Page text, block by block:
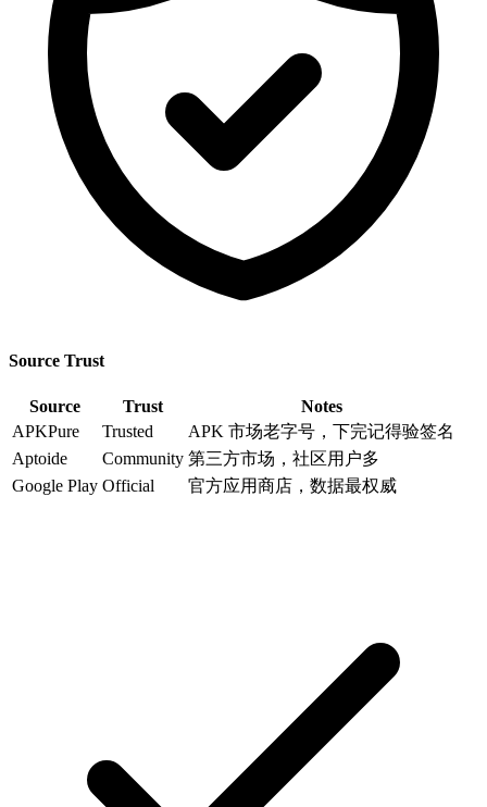
Source Trust
Source Trust
Notes
APKPure
Trusted
APK 市场老字号，下完记得验签名
Aptoide
Community 第三方市场，社区用户多
Google Play Official 官方应用商店，数据最权威